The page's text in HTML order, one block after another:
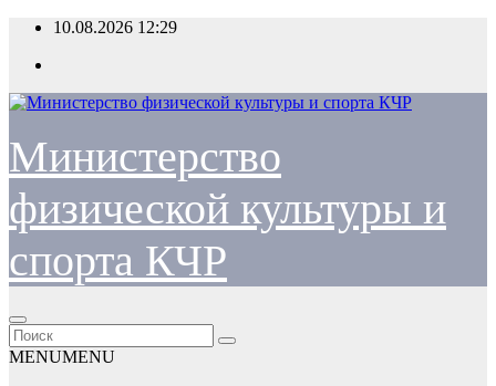
Перейти
содержимому
10.08.2026 12:29
Министерство
физической культуры и
спорта КЧР
MENUMENU